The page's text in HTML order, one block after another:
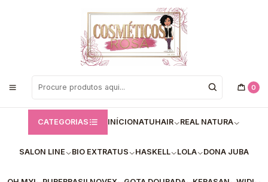
0
CATEGORIAS INÍCIONATUHAIR REAL NATURA
SALON LINE BIO EXTRATUS HASKELL LOLA DONA JUBA
Bem vindos a Loja de Cosméticos Rosa!
Lola Shampoo ✅Lola champô Xapadinha liso 250ml